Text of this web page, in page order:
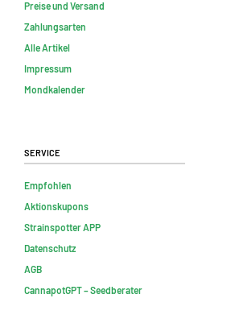
Preise und Versand
Zahlungsarten
Alle Artikel
Impressum
Mondkalender
Service
Empfohlen
Aktionskupons
Strainspotter APP
Datenschutz
AGB
CannapotGPT – Seedberater